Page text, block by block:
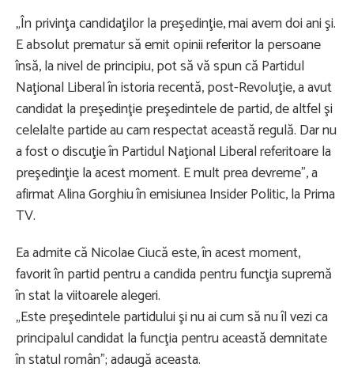
„În privinţa candidaţilor la preşedinţie, mai avem doi ani şi.
E absolut prematur să emit opinii referitor la persoane
însă, la nivel de principiu, pot să vă spun că Partidul
Naţional Liberal în istoria recentă, post-Revoluţie, a avut
candidat la preşedinţie preşedintele de partid, de altfel şi
celelalte partide au cam respectat această regulă. Dar nu
a fost o discuţie în Partidul Naţional Liberal referitoare la
preşedinţie la acest moment. E mult prea devreme”, a
afirmat Alina Gorghiu în emisiunea Insider Politic, la Prima
TV.
Ea admite că Nicolae Ciucă este, în acest moment,
favorit în partid pentru a candida pentru funcţia supremă
în stat la viitoarele alegeri.
„Este preşedintele partidului şi nu ai cum să nu îl vezi ca
principalul candidat la funcţia pentru această demnitate
în statul român”; adaugă aceasta.